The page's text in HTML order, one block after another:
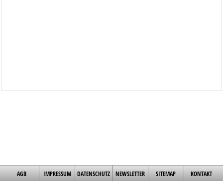
AGB IMPRESSUM DATENSCHUTZ NEWSLETTER SITEMAP KONTAKT